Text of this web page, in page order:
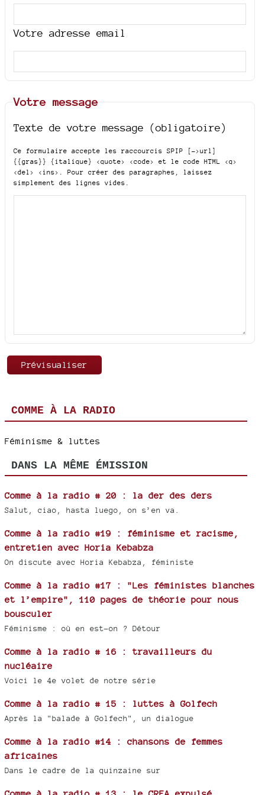
Votre adresse email
Votre message
Texte de votre message (obligatoire)
Ce formulaire accepte les raccourcis SPIP
[->url]
{{gras}} {italique} <quote> <code>
et le code HTML <q>
<del> <ins>
. Pour créer des paragraphes, laissez
simplement des lignes vides.
COMME À LA RADIO
Féminisme & luttes
DANS LA MÊME ÉMISSION
Comme à la radio # 20 : la der des ders
Salut, ciao, hasta luego, on s’en va.
Comme à la radio #19 : féminisme et racisme,
entretien avec Horia Kebabza
On discute avec Horia Kebabza, féministe
Comme à la radio #17 : "Les féministes blanches
et l’empire", 110 pages de théorie pour nous
bousculer
Féminisme : où en est-on ? Détour
Comme à la radio # 16 : travailleurs du
nucléaire
Voici le 4e volet de notre série
Comme à la radio # 15 : luttes à Golfech
Après la "balade à Golfech", un dialogue
Comme à la radio #14 : chansons de femmes
africaines
Dans le cadre de la quinzaine sur